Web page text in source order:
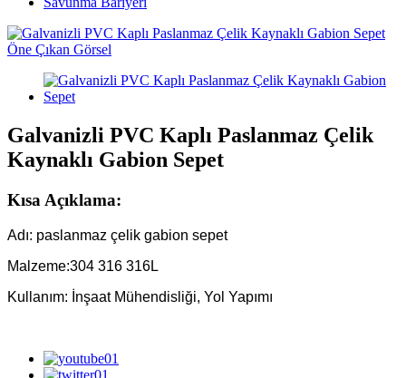
Galvanizli PVC Kaplı Paslanmaz Çelik
Kaynaklı Gabion Sepet
Kısa Açıklama:
Adı: paslanmaz çelik gabion sepet
Malzeme:304 316 316L
Kullanım: İnşaat Mühendisliği, Yol Yapımı